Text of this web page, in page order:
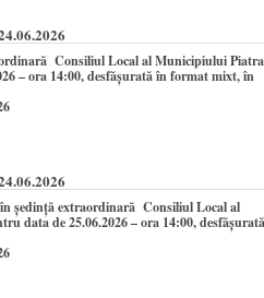
Consiliul Local al Municipiului Piatra
– ora 14:00, desfășurată în format mixt, în
şedinţă extraordinară Consiliul Local al
data de 25.06.2026 – ora 14:00, desfășurată